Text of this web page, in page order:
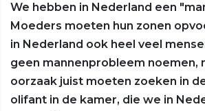
We hebben in Nederland een
Moeders moeten hun zonen
in Nederland ook heel veel
geen mannenprobleem noemen,
oorzaak juist moeten zoeken in
olifant in de kamer, die we in